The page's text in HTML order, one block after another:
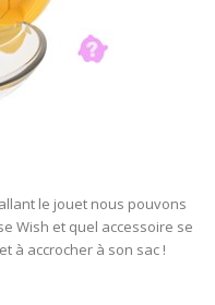
le jouet nous pouvons
Wish et quel accessoire se
à accrocher à son sac !